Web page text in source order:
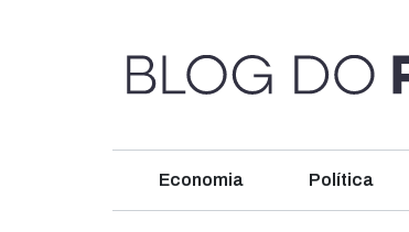
Economia Política